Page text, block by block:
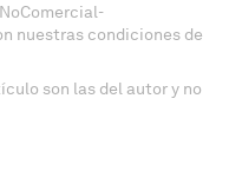
nuestras condiciones de
son las del autor y no